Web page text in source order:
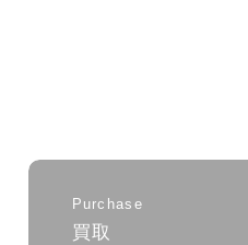
Purchase
買取